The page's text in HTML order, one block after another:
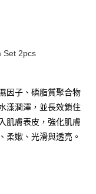
達
Set 2pcs
因子、磷脂質聚合物
漾潤澤，並長效鎖住
肌膚表皮，強化肌膚
柔嫰、光滑與透亮。